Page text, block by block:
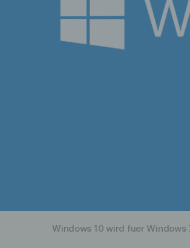
Windows 10 wird fuer Windows